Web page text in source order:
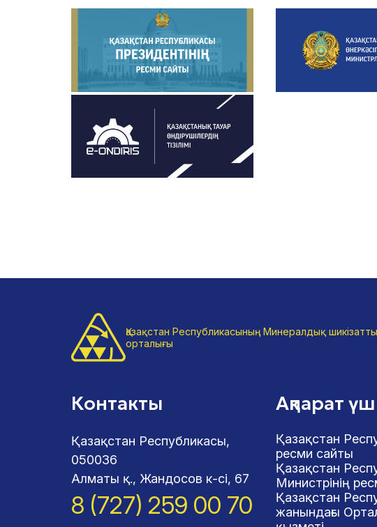
Қазақстан Республикасының Минералдық
орталығы
Контакты
Қазақстан Республикасы,
050036
Алматы қ., Жандосов к-сі, 67
8 (727) 259 00 70
Ақпарат
Қазақстан
ресми сайты
Қазақстан
Министрінің
Қазақстан
жанындағы